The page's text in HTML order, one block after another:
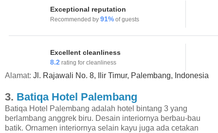
Exceptional reputation
Recommended by 91% of guests
Excellent cleanliness
8.2 rating for cleanliness
Alamat: Jl. Rajawali No. 8, Ilir Timur, Palembang, Indonesia
3. Batiqa Hotel Palembang
Batiqa Hotel Palembang adalah hotel bintang 3 yang
berlambang anggrek biru. Desain interiornya berbau-bau
batik. Ornamen interiornya selain kayu juga ada cetakan